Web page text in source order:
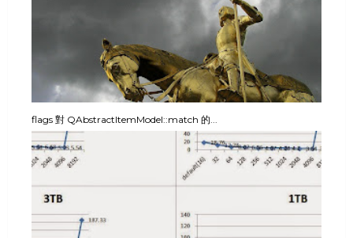
flags 對 QAbstractItemModel::match 的...